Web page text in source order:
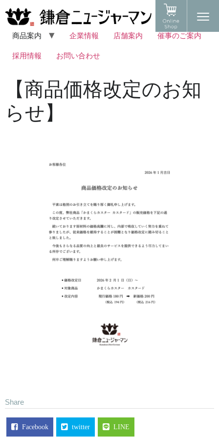
商品案内 企業情報 店舗案内 催事のご案内
採用情報 お問い合わせ
【商品価格改定のお知
らせ】
Facebook twitter LINE